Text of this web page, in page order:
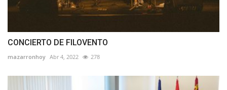
CONCIERTO DE FILOVENTO
mazarronhoy Abr 4, 2022 278